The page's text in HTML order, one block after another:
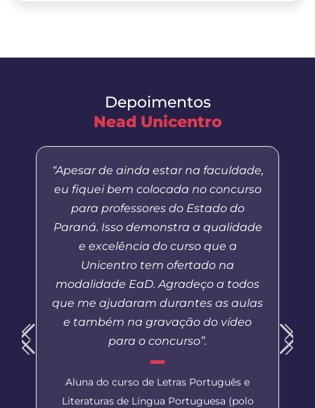
Depoimentos
Nead Unicentro
“Apesar de ainda estar na faculdade,
eu fiquei bem colocada no concurso
para professores do Estado do
Paraná. Isso demonstra a qualidade
e excelência do curso que a
Unicentro tem ofertado na
modalidade EaD. Agradeço a todos
que me ajudaram durantes as aulas
e também na gravação do vídeo
para o concurso”.
Aluna do curso de Letras Português e
Literaturas de Língua Portuguesa (polo